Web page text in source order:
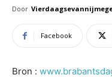
Door
Facebook
Bron :